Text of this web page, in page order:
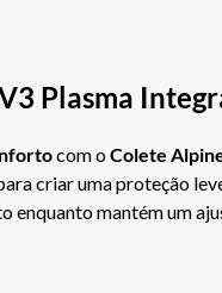
Plasma
com oColete
criar uma proteção
mantém um